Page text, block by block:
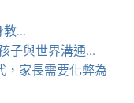
...
子與世界溝通...
，家長需要化弊為